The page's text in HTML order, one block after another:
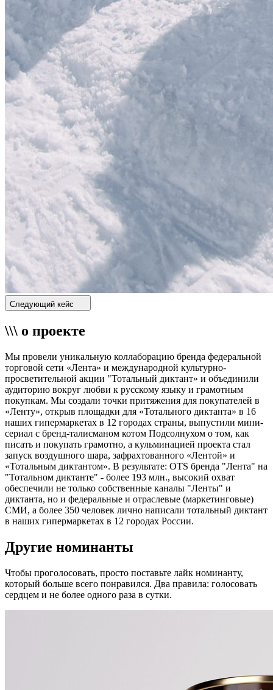
Следующий кейс
\\\ о проекте
Мы провели уникальную коллаборацию бренда федеральной
торговой сети «Лента» и международной культурно-
просветительной акции "Тотальный диктант» и объединили
аудиторию вокруг любви к русскому языку и грамотным
покупкам. Мы создали точки притяжения для покупателей в
«Ленту», открыв площадки для «Тотального диктанта» в 16
наших гипермаркетах в 12 городах страны, выпустили мини-
сериал с бренд-талисманом котом Подсолнухом о том, как
писать и покупать грамотно, а кульминацией проекта стал
запуск воздушного шара, зафрахтованного «Лентой» и
«Тотальным диктантом». В результате: OTS бренда "Лента" на
"Тотальном диктанте" - более 193 млн., высокий охват
обеспечили не только собственные каналы "Ленты" и
диктанта, но и федеральные и отраслевые (маркетинговые)
СМИ, а более 350 человек лично написали тотальный диктант
в наших гипермаркетах в 12 городах России.
Другие номинанты
Чтобы проголосовать, просто поставьте лайк номинанту,
который больше всего понравился. Два правила: голосовать
сердцем и не более одного раза в сутки.